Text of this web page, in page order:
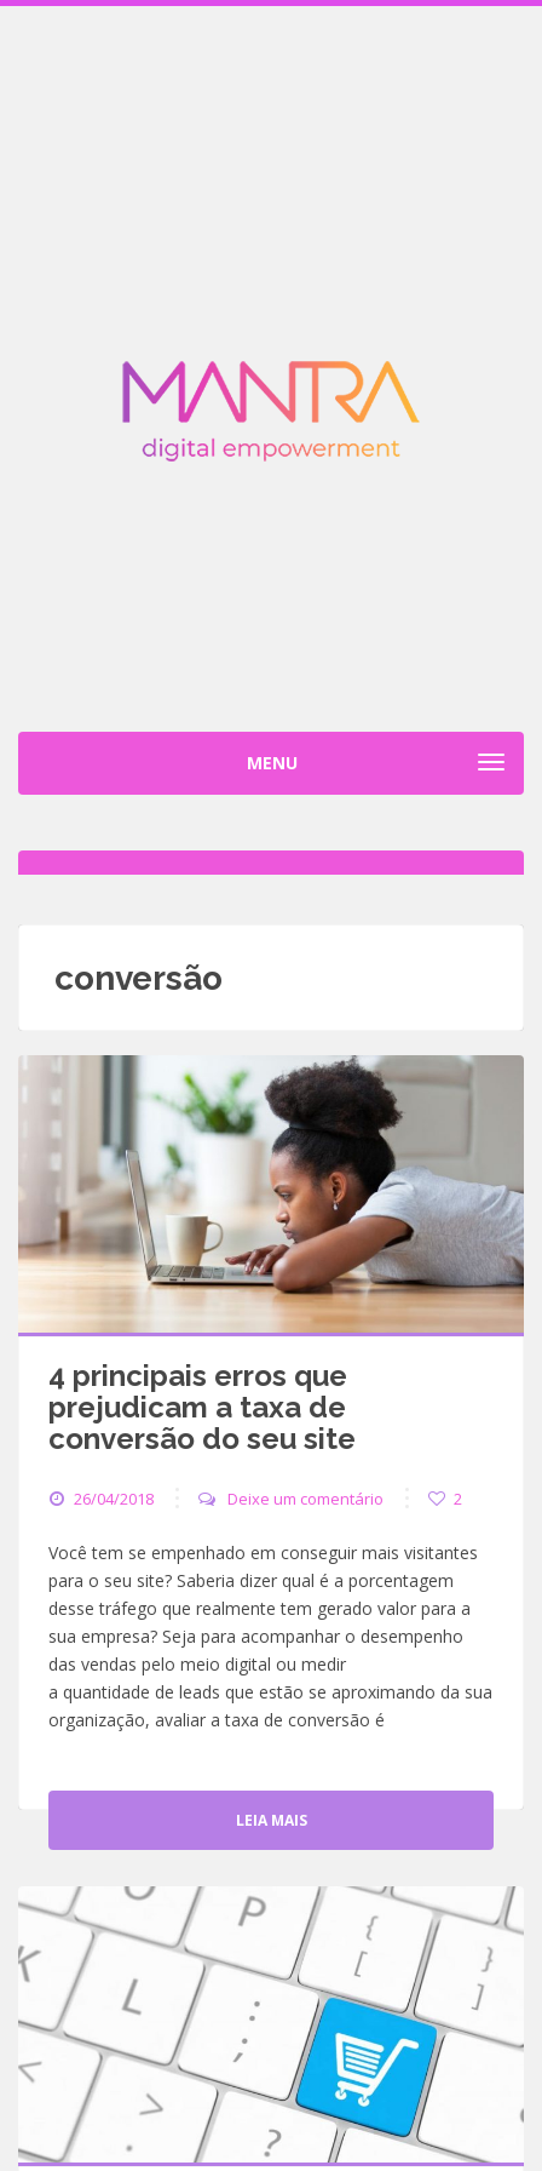
MENU
conversão
4 principais erros que
prejudicam a taxa de
conversão do seu site
26/04/2018 Deixe um comentário 2
Você tem se empenhado em conseguir mais visitantes
para o seu site? Saberia dizer qual é a porcentagem
desse tráfego que realmente tem gerado valor para a
sua empresa? Seja para acompanhar o desempenho
das vendas pelo meio digital ou medir
a quantidade de leads que estão se aproximando da sua
organização, avaliar a taxa de conversão é
LEIA MAIS